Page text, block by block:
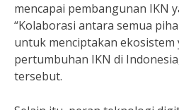
mencapai pembangunan IKN
“Kolaborasi antara semua
untuk menciptakan
pertumbuhan IKN di
tersebut.